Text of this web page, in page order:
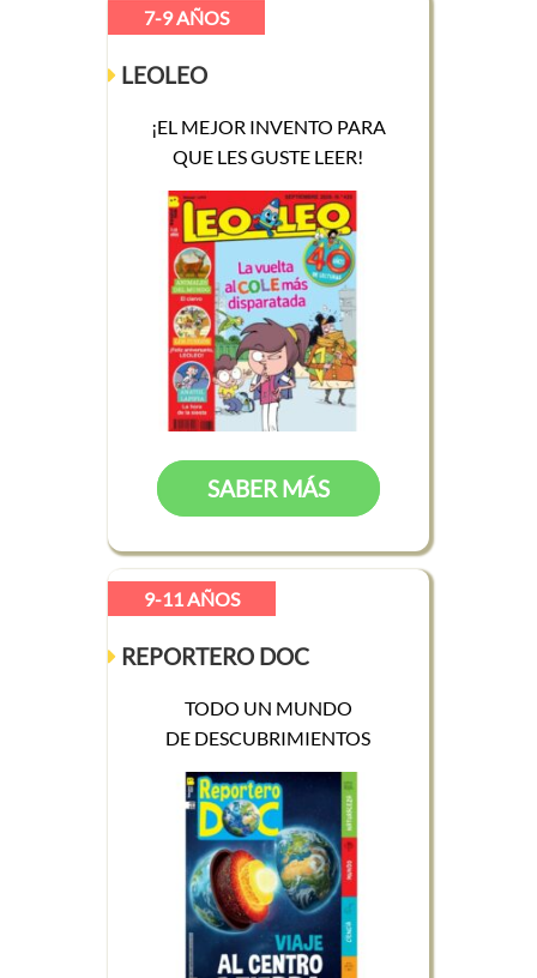
7-9 AÑOS
LEOLEO
¡EL MEJOR INVENTO PARA
QUE LES GUSTE LEER!
SABER MÁS
9-11 AÑOS
REPORTERO DOC
TODO UN MUNDO
DE DESCUBRIMIENTOS